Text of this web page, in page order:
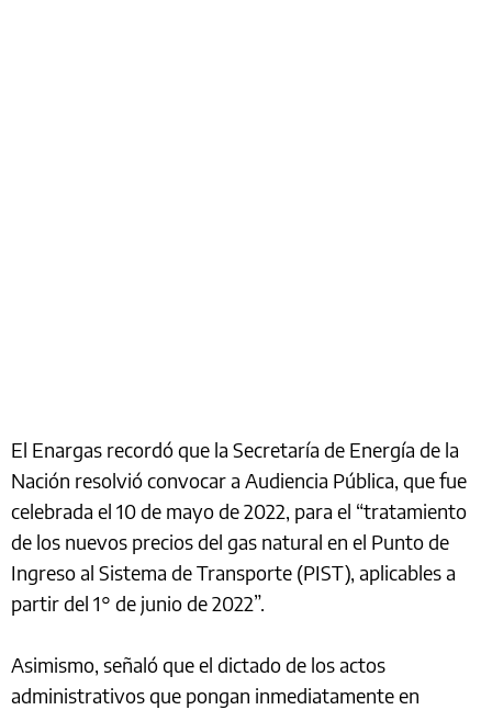
El Enargas recordó que la Secretaría de Energía de la
Nación resolvió convocar a Audiencia Pública, que fue
celebrada el 10 de mayo de 2022, para el “tratamiento
de los nuevos precios del gas natural en el Punto de
Ingreso al Sistema de Transporte (PIST), aplicables a
partir del 1° de junio de 2022”.
Asimismo, señaló que el dictado de los actos
administrativos que pongan inmediatamente en